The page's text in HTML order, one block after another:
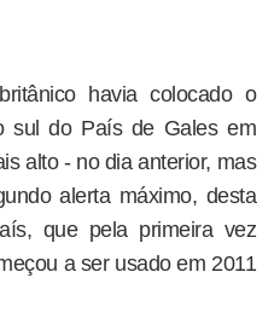
havia colocado o
sul do País de Gales em
alto - no dia anterior, mas
alerta máximo, desta
que pela primeira vez
a ser usado em 2011